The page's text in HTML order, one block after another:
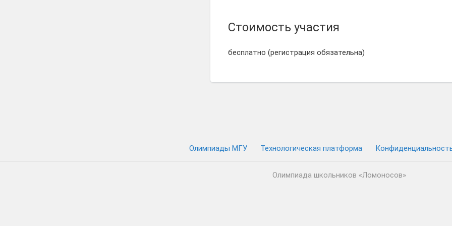
Стоимость участия
бесплатно (регистрация обязательна)
Олимпиады МГУ Технологическая платформа
Олимпиада школьников «Ломоносов»